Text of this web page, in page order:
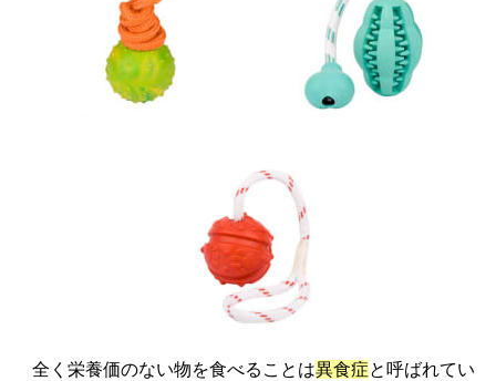
全く栄養価のない物を食べることは異食症と呼ばれてい